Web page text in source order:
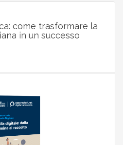
come trasformare la
in un successo